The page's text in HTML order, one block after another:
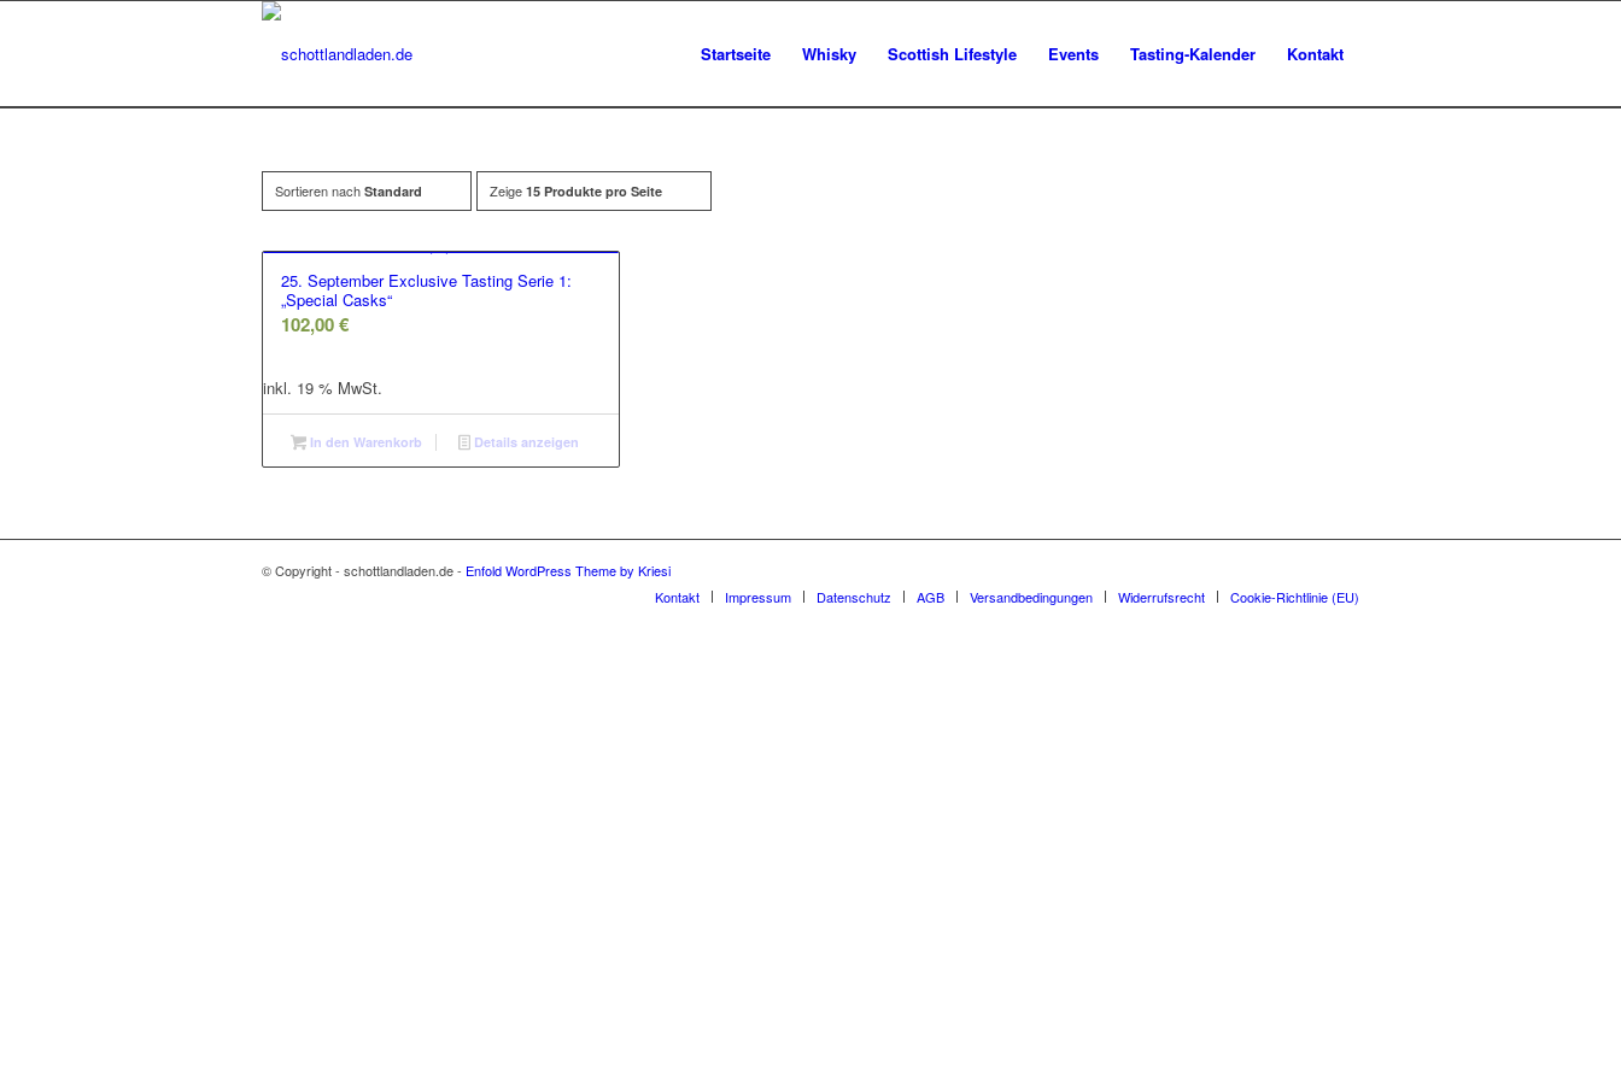
Startseite Whisky Scottish Lifestyle Events Tasting-Kalender Kontakt
Sortieren nach Standard Zeige 15 Produkte pro Seite
25. September Exclusive Tasting Serie 1:
„Special Casks“
102,00€
inkl. 19 % MwSt.
In den Warenkorb Details anzeigen
© Copyright - schottlandladen.de - Enfold WordPress Theme by Kriesi
Kontakt
Impressum Datenschutz AGB Versandbedingungen Widerrufsrecht Cookie-Richtlinie (EU)